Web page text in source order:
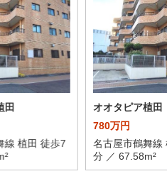
田
線 植田 徒歩7
オオタピア植田
780万円
名古屋市鶴舞線
分 ／ 67.58m²